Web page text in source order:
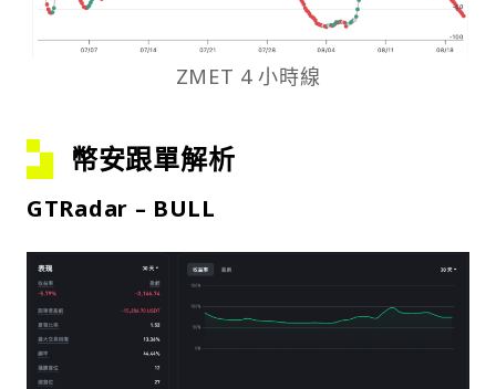
ZMET 4 小時線
幣安跟單解析
GTRadar – BULL